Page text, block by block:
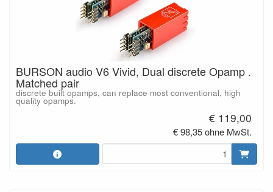
BURSON audio V6 Vivid, Dual discrete Opamp .
Matched pair
discrete built opamps, can replace most conventional, high
quality opamps.
€ 119,00
€ 98,35 ohne MwSt.